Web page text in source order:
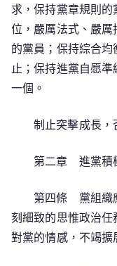
求，保持黨章規則
位，嚴厲法式、嚴
的黨員；保持綜合
止；保持進黨自愿
一個。
制止突擊成長，
第二章 進黨積
第四條 黨組織
刻細致的思惟政治
對黨的情感，不竭擴